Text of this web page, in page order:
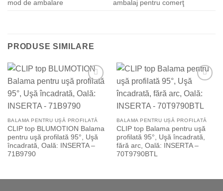
mod de ambalare ambalaj pentru comerţ
PRODUSE SIMILARE
Wishlist
BALAMA PENTRU UȘĂ PROFILATĂ
CLIP top BLUMOTION Balama
pentru uşă profilată 95°, Uşă
încadrată, Oală: INSERTA –
71B9790
Wishlist
BALAMA PENTRU UȘĂ PROFILATĂ
CLIP top Balama pentru uşă
profilată 95°, Uşă încadrată,
fără arc, Oală: INSERTA –
70T9790BTL